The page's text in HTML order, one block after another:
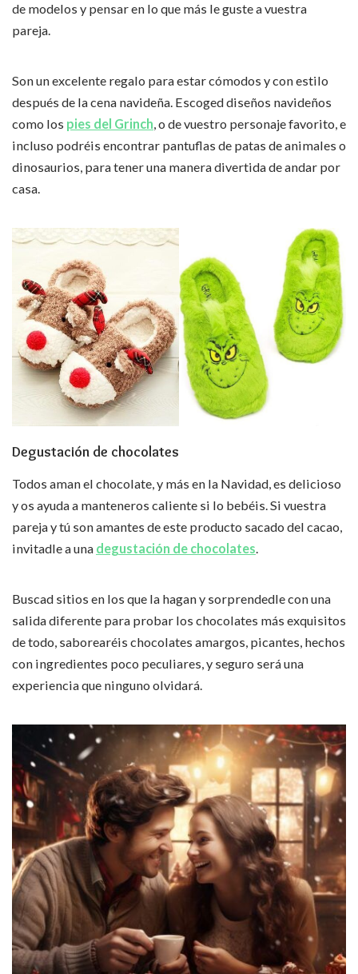
de modelos y pensar en lo que más le guste a vuestra
pareja.
Son un excelente regalo para estar cómodos y con estilo
después de la cena navideña. Escoged diseños navideños
como los pies del Grinch, o de vuestro personaje favorito, e
incluso podréis encontrar pantuflas de patas de animales o
dinosaurios, para tener una manera divertida de andar por
casa.
Degustación de chocolates
Todos aman el chocolate, y más en la Navidad, es delicioso
y os ayuda a manteneros caliente si lo bebéis. Si vuestra
pareja y tú son amantes de este producto sacado del cacao,
invitadle a una degustación de chocolates.
Buscad sitios en los que la hagan y sorprendedle con una
salida diferente para probar los chocolates más exquisitos
de todo, saborearéis chocolates amargos, picantes, hechos
con ingredientes poco peculiares, y seguro será una
experiencia que ninguno olvidará.